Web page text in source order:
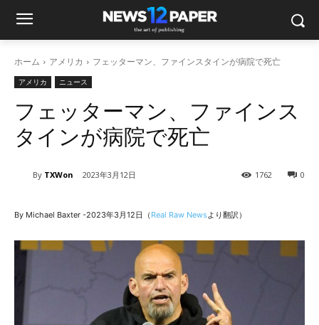
ホーム アメリカ フェッターマン、ファインスタインが病院で死亡
アメリカ ニュース
フェッターマン、ファインス
タインが病院で死亡
By TXWon 2023年3月12日 0
1762
By Michael Baxter -2023年3月12日（ Real Raw Newsより翻訳）